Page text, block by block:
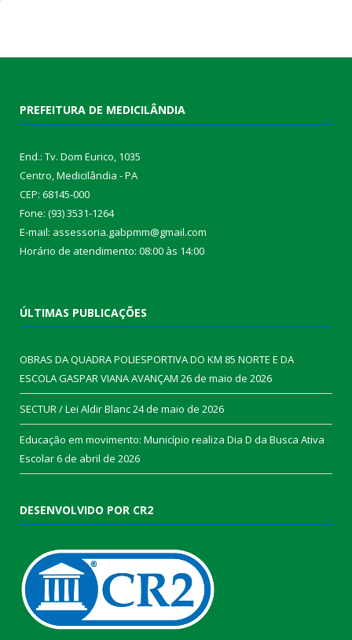
PREFEITURA DE MEDICILÂNDIA
End.: Tv. Dom Eurico, 1035
Centro, Medicilândia - PA
CEP: 68145-000
Fone: (93) 3531-1264
E-mail: assessoria.gabpmm@gmail.com
Horário de atendimento: 08:00 às 14:00
ÚLTIMAS PUBLICAÇÕES
OBRAS DA QUADRA POLIESPORTIVA DO KM 85 NORTE E DA
ESCOLA GASPAR VIANA AVANÇAM 26 de maio de 2026
SECTUR / Lei Aldir Blanc24 de maio de 2026
Educação em movimento: Município realiza Dia D da Busca Ativa
Escolar6 de abril de 2026
DESENVOLVIDO POR CR2